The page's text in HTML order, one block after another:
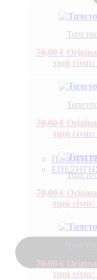
70,00€
τιμή
70,00€
τιμή
70,00€
τιμή
70,00€
τιμή